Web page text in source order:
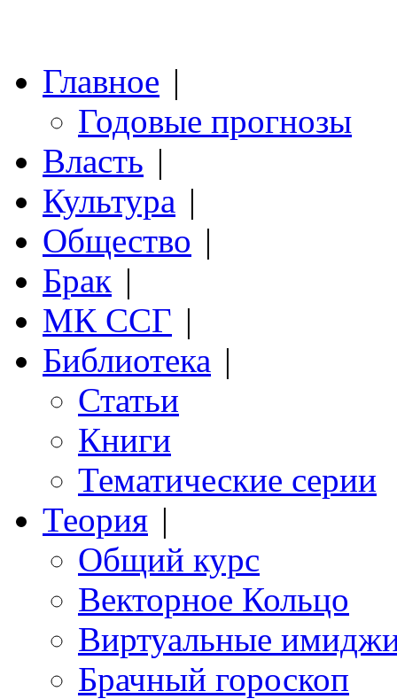
Главное |
Годовые прогнозы
Власть |
Культура |
Общество |
Брак |
МК ССГ |
Библиотека |
Статьи
Книги
Тематические серии
Теория |
Общий курс
Векторное Кольцо
Виртуальные
Брачный гороскоп